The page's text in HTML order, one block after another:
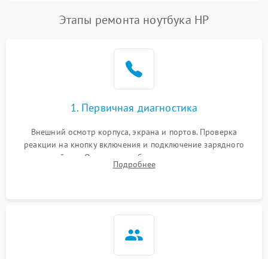
Этапы ремонта ноутбука HP
1. Первичная диагностика
Внешний осмотр корпуса, экрана и портов. Проверка
реакции на кнопку включения и подключение зарядного
устройства. Оценка потребления тока с помощью
лабораторного блока питания для локализации проблемы.
Подробнее